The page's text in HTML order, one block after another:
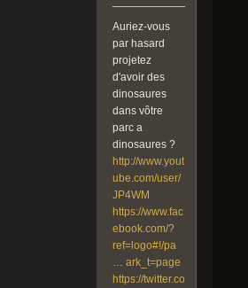
Auriez-vous
par hasard
projetez
d'avoir des
dinosaures
dans vôtre
parc a
dinosaures ?
http://www.yout
ube.com/user/
JP4WM
https://www.fac
ebook.com/?
ref=logo#!/pa
… ark_t=page
https://twitter.co